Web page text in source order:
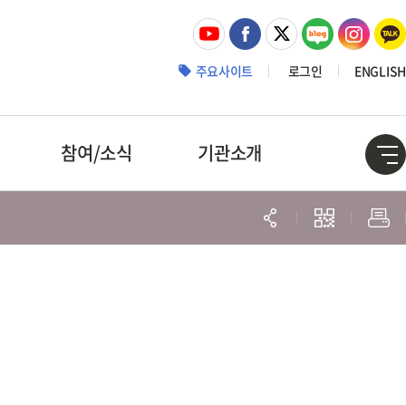
주요사이트 로그인 ENGLISH
참여/소식 기관소개